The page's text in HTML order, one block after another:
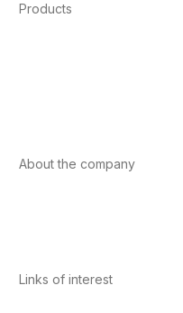
Products
About the company
Links of interest